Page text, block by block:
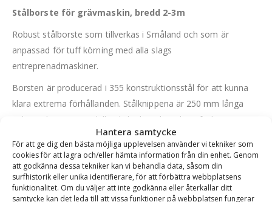
Hantera samtycke
För att ge dig den bästa möjliga upplevelsen använder vi tekniker som
cookies för att lagra och/eller hämta information från din enhet. Genom
att godkänna dessa tekniker kan vi behandla data, såsom din
surfhistorik eller unika identifierare, för att förbättra webbplatsens
funktionalitet. Om du väljer att inte godkänna eller återkallar ditt
samtycke kan det leda till att vissa funktioner på webbplatsen fungerar
Stålborste för grävmaskin, bredd 2-3m
Robust stålborste som tillverkas i Småland och som är
anpassad för tuff körning med alla slags
entreprenadmaskiner.
Borsten är producerad i 355 konstruktionsstål för att kunna
klara extrema förhållanden. Stålknippena är 250 mm långa
och innebär en stor skillnad i livslängd med jämförbara
borstar i plast. Stålborsten innehåller 30% fler stålstrån än
liknande produkter på marknaden. Själva borstknippena består
av 18 rader borst fördelade på tre rader.
Utbytesborst säljs separat som tillbehör och är enkla att byta